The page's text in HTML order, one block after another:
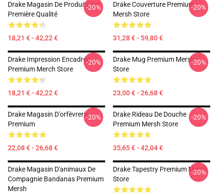
Drake Magasin De Produits De
Première Qualité
18,21 € - 42,22 €
-20%
Drake Couverture Premium
Mersh Store
31,28 € - 59,80 €
-20%
Drake Impression Encadrée
Premium Merch Store
18,21 € - 42,22 €
-20%
Drake Mug Premium Mersh
Store
23,00 € - 26,68 €
-20%
Drake Magasin D'orfèvrerie
Premium
22,08 € - 26,68 €
-20%
Drake Rideau De Douche
Premium Mersh Store
35,65 € - 42,04 €
-20%
Drake Magasin D'animaux De
Compagnie Bandanas Premium
Mersh
Drake Tapestry Premium Mersh
Store
-20%